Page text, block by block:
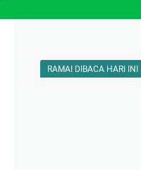
RAMAI DIBACA HARI INI